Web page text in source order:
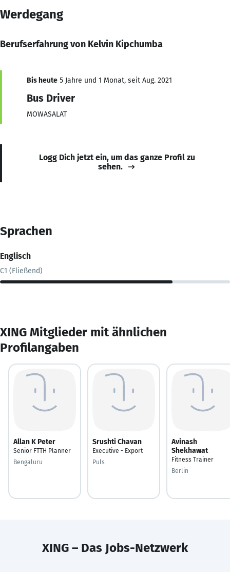
Werdegang
Berufserfahrung von Kelvin Kipchumba
Bis heute 5 Jahre und 1 Monat, seit Aug. 2021
Bus Driver
MOWASALAT
Logg Dich jetzt ein, um das ganze Profil zu
sehen.
Sprachen
Englisch
C1 (Fließend)
XING Mitglieder mit ähnlichen
Profilangaben
Allan K Peter
Senior FTTH Planner
Bengaluru
Srushti Chavan
Executive - Export
Puls
Avinash
Shekhawat
Fitness Trainer
Berlin
XING – Das Jobs-Netzwerk